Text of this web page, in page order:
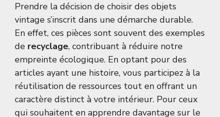
Prendre la décision de choisir des objets
vintage s’inscrit dans une démarche durable.
En effet, ces pièces sont souvent des exemples
de recyclage, contribuant à réduire notre
empreinte écologique. En optant pour des
articles ayant une histoire, vous participez à la
réutilisation de ressources tout en offrant un
caractère distinct à votre intérieur. Pour ceux
qui souhaitent en apprendre davantage sur le